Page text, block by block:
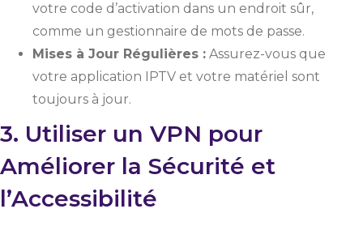
votre code d’activation dans un endroit sûr,
comme un gestionnaire de mots de passe.
Mises à Jour Régulières : Assurez-vous que
votre application IPTV et votre matériel sont
toujours à jour.
3. Utiliser un VPN pour
Améliorer la Sécurité et
l’Accessibilité